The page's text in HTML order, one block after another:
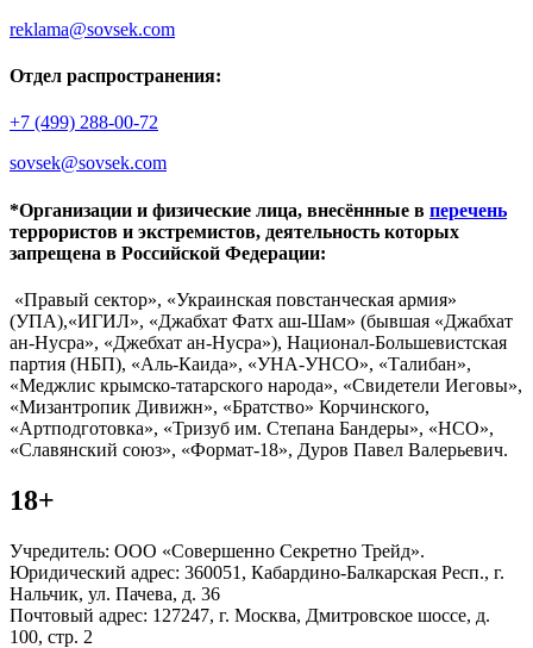
reklama@sovsek.com
Отдел распространения:
+7 (499) 288-00-72
sovsek@sovsek.com
*Организации и физические лица, внесённные в перечень
террористов и экстремистов, деятельность которых
запрещена в Российской Федерации:
«Правый сектор», «Украинская повстанческая армия»
(УПА),«ИГИЛ», «Джабхат Фатх аш-Шам» (бывшая «Джабхат
ан-Нусра», «Джебхат ан-Нусра»), Национал-Большевистская
партия (НБП), «Аль-Каида», «УНА-УНСО», «Талибан»,
«Меджлис крымско-татарского народа», «Свидетели Иеговы»,
«Мизантропик Дивижн», «Братство» Корчинского,
«Артподготовка», «Тризуб им. Степана Бандеры», «НСО»,
«Славянский союз», «Формат-18», Дуров Павел Валерьевич.
18+
Учредитель: ООО «Совершенно Секретно Трейд».
Юридический адрес: 360051, Кабардино-Балкарская Респ., г.
Нальчик, ул. Пачева, д. 36
Почтовый адрес: 127247, г. Москва, Дмитровское шоссе, д.
100, стр. 2